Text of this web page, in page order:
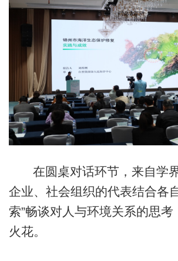
在圆桌对话环节，来自学
企业、社会组织的代表结合各
索”畅谈对人与环境关系的思考
火花。